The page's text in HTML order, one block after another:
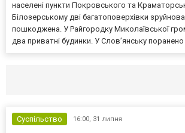
населені пункти Покровського та
Білозерському дві багатоповерхівки
пошкоджена. У Райгородку Миколаївської
два приватні будинки. У Слов’янську
Суспільство 16:00, 31 липня